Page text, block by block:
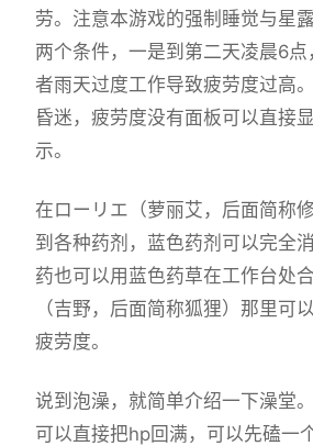
劳。注意本游戏的强制睡觉与星
两个条件，一是到第二天凌晨6
者雨天过度工作导致疲劳度过高
昏迷，疲劳度没有面板可以直接
示。
在ローリエ（萝丽艾，后面简称
到各种药剂，蓝色药剂可以完全
药也可以用蓝色药草在工作台处
（吉野，后面简称狐狸）那里可
疲劳度。
说到泡澡，就简单介绍一下澡堂
可以直接把hp回满，可以先磕一